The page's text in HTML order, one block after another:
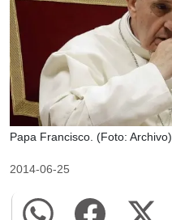
Papa Francisco. (Foto: Archivo)
2014-06-25